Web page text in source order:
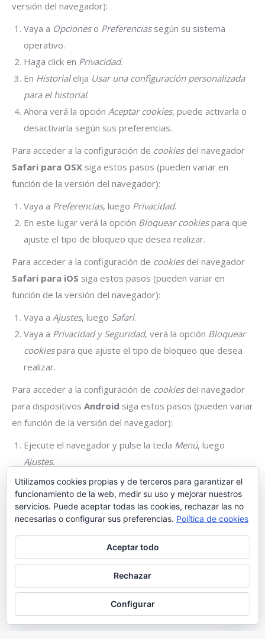
versión del navegador):
Vaya a Opcioneso Preferenciassegún su sistema
operativo.
Haga click en Privacidad.
En Historialelija Usar una configuración personalizada
para el historial.
Ahora verá la opción Aceptar cookies, puede activarla o
desactivarla según sus preferencias.
Para acceder a la configuración de cookiesdel navegador
Safari para OSX siga estos pasos (pueden variar en
función de la versión del navegador):
Vaya a Preferencias, luego Privacidad.
En este lugar verá la opción Bloquear cookiespara que
ajuste el tipo de bloqueo que desea realizar.
Para acceder a la configuración de cookiesdel navegador
Safari para iOS siga estos pasos (pueden variar en
función de la versión del navegador):
Vaya a Ajustes, luego Safari.
Vaya a Privacidad y Seguridad, verá la opción Bloquear
cookiespara que ajuste el tipo de bloqueo que desea
realizar.
Para acceder a la configuración de cookiesdel navegador
para dispositivos Android siga estos pasos (pueden variar
en función de la versión del navegador):
Ejecute el navegador y pulse la tecla Menú, luego
Ajustes.
Vaya aSeguridad y Privacidad, verá la opciónAceptar
cookiespara que active o desactive la casilla.
Para acceder a la configuración decookiesdel navegador
para dispositivosWindows Phonesiga estos pasos
(pueden variar en función de la versión del navegador):
, luegoMás
Ahora puede activar o desactivar la casillaPermitir
Utilizamos cookies propias y de terceros para garantizar el
funcionamiento de la web, medir su uso y mejorar nuestros
servicios. Puede aceptar todas las cookies, rechazar las no
necesarias o configurar sus preferencias. Política de cookies
Aceptar todo
Rechazar
Configurar